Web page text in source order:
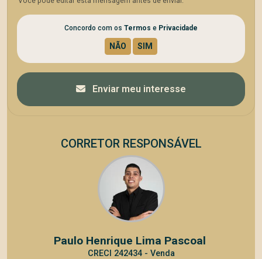
Concordo com os Termos e Privacidade
Enviar meu interesse
CORRETOR RESPONSÁVEL
Paulo Henrique Lima Pascoal
CRECI 242434 - Venda